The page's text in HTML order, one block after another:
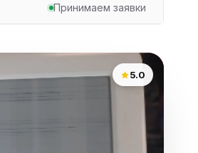
Принимаем заявки
5.0